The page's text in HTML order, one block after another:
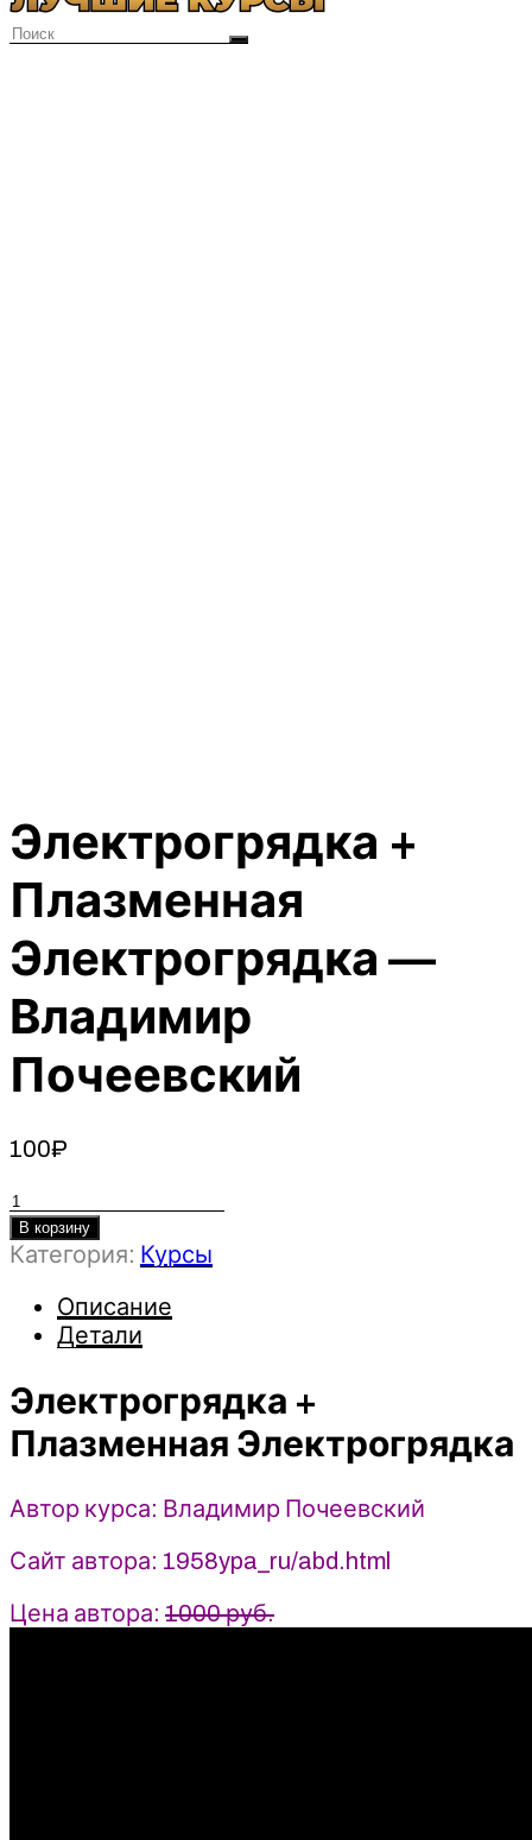
Электрогрядка +
Плазменная
Электрогрядка —
Владимир
Почеевский
100₽
Количество
товара
Электрогрядка
Плазменная
Электрогрядка
Владимир
Почеевский
В корзину
Категория: Курсы
Описание
Детали
Электрогрядка +
Плазменная Электрогрядка
Автор курса: Владимир Почеевский
Сайт автора: 1958ypa_ru/abd.html
Цена автора: 1000 руб.